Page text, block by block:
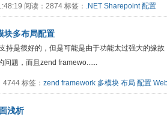
阅读：2874 标签： .NET Sharepoint 配置
多布局配置
持是很好的，但是可能是由于功能太过强大的缘
问题，而且zend framewo......
标签： zend framework 多模块 布局 配置
浅析